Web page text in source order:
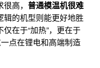
高， 普通模温机很难
辑的机型则能更好地胜
在于“加热”，更在于
点在锂电和高端制造